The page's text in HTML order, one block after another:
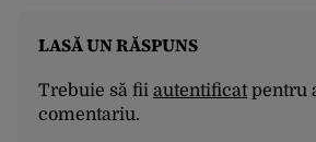
LASĂ UN RĂSPUNS
Trebuie să fii autentificatpentru
comentariu.